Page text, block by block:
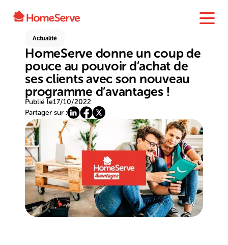
Actualité
HomeServe donne un coup de
pouce au pouvoir d’achat de
ses clients avec son nouveau
programme d’avantages !
Publié le17/10/2022
Partager sur :